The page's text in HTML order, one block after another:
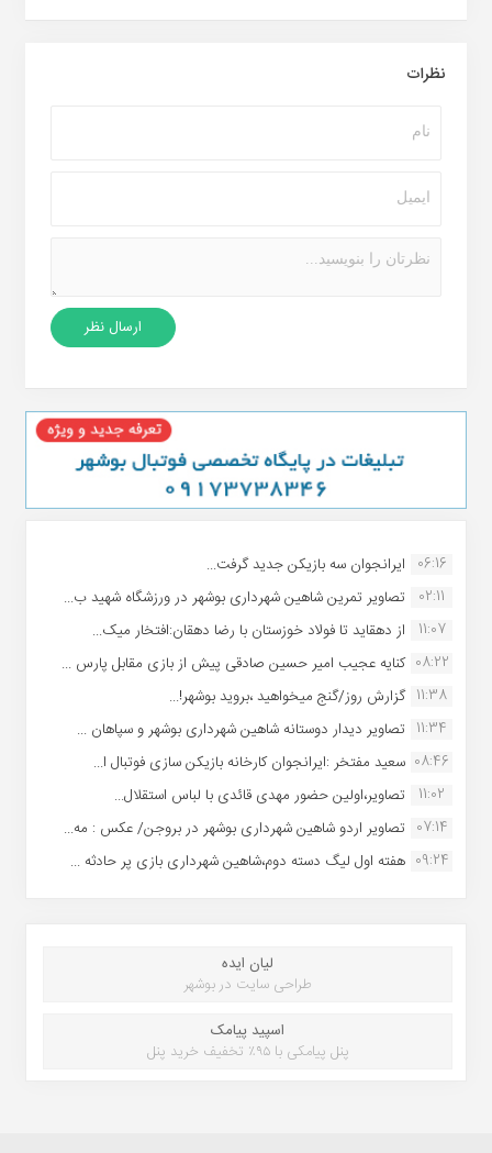
نظرات
06:16 ایرانجوان سه بازیکن جدید گرفت...
02:11
تصاویر تمرین شاهین شهردارى بوشهر در ورزشگاه شهید ب...
11:07
از دهقاید تا فولاد خوزستان با رضا دهقان:افتخار میک...
08:22 کنایه عجیب امیر حسین صادقی پیش از بازی مقابل پارس ...
11:38 گزارش روز/گنج میخواهید ،بروید بوشهر!...
11:34 تصاویر دیدار دوستانه شاهین شهردارى بوشهر و سپاهان ...
08:46 سعید مفتخر :ایرانجوان کارخانه بازیکن سازی فوتبال ا...
11:02
تصاویر،اولین حضور مهدی قائدی با لباس استقلال...
07:14 تصاویر اردو شاهین شهرداری بوشهر در بروجن/ عکس : مه...
09:24 هفته اول لیگ دسته دوم،شاهین شهرداری بازی پر حادثه ...
لیان ایده
طراحی سایت در بوشهر
اسپید پیامک
پنل پیامکی با ۹۵٪ تخفیف خرید پنل